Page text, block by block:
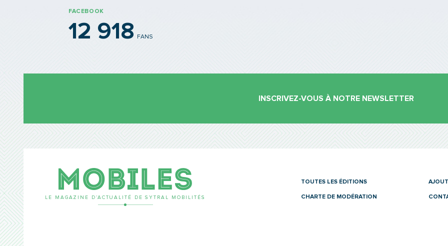
FACEBOOK
12 918 FANS
INSCRIVEZ-VOUS À NOTRE NEWSLETTER
LE MAGAZINE D’ACTUALITÉ DE SYTRAL MOBILITÉS
TOUTES LES ÉDITIONS
CHARTE DE MODÉRATION